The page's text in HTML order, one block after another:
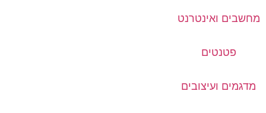
מחשבים ואינטרנט
פטנטים
מדגמים ועיצובים